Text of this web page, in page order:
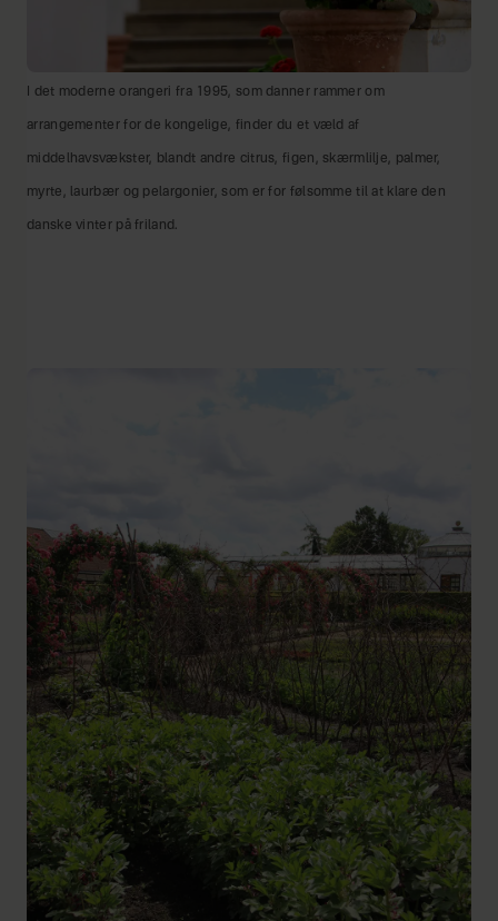
I det moderne orangeri fra 1995, som danner rammer om
arrangementer for de kongelige, finder du et væld af
middelhavsvækster, blandt andre citrus, figen, skærmlilje, palmer,
myrte, laurbær og pelargonier, som er for følsomme til at klare den
danske vinter på friland.